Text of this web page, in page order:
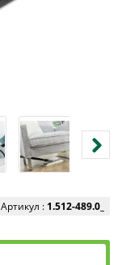
Артикул : 1.512-489.0_